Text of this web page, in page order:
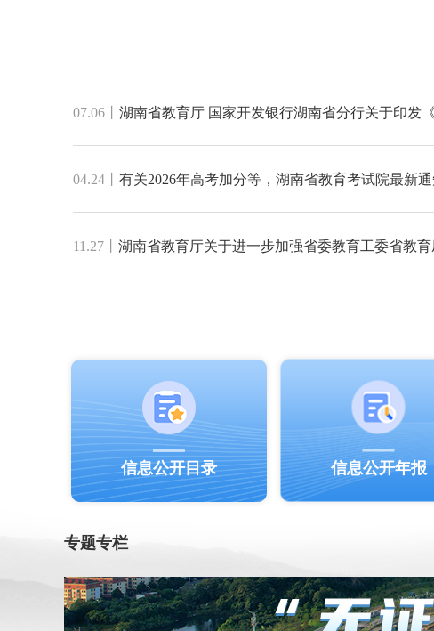
07.06
04.24 有关2026年高考加分等，湖南省教育考试院最新通
11.27
信息公开目录 信息公开年报
专题专栏